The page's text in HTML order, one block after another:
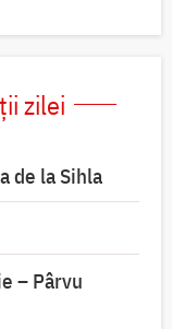
zilei
de la Sihla
– Pârvu